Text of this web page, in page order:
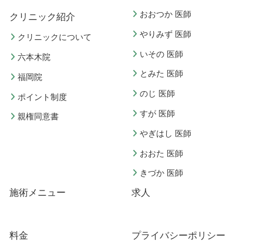
クリニック紹介
クリニックについて
六本木院
福岡院
ポイント制度
親権同意書
おおつか 医師
やりみず 医師
いその 医師
とみた 医師
のじ 医師
すが 医師
やぎはし 医師
おおた 医師
きづか 医師
施術メニュー
料金
求人
プライバシーポリシー